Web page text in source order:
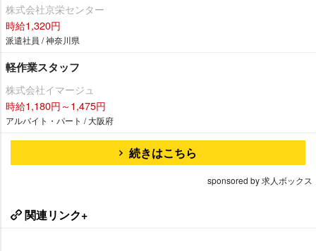
株式会社京栄センター
時給1,320円
派遣社員 / 神奈川県
軽作業スタッフ
株式会社イマージュ
時給1,180円～1,475円
アルバイト・パート / 大阪府
続きはこちら
sponsored by 求人ボックス
関連リンク+